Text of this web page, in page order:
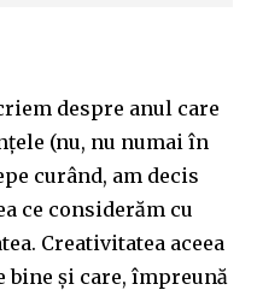
despre anul care
(nu, nu numai în
curând, am decis
ce considerăm cu
Creativitatea aceea
bine și care, împreună